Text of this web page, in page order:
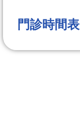
門診時間表